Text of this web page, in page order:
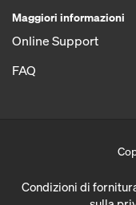
Maggiori informazioni
Online Support
FAQ
Condizioni di